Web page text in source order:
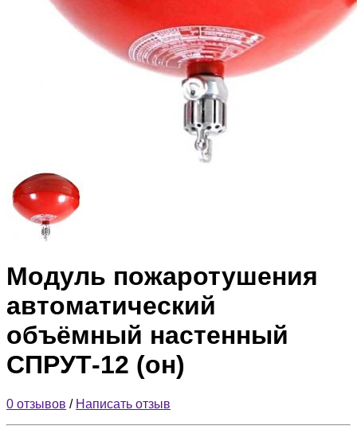
Модуль пожаротушения
автоматический
объёмный настенный
СПРУТ-12 (он)
0 отзывов / Написать отзыв